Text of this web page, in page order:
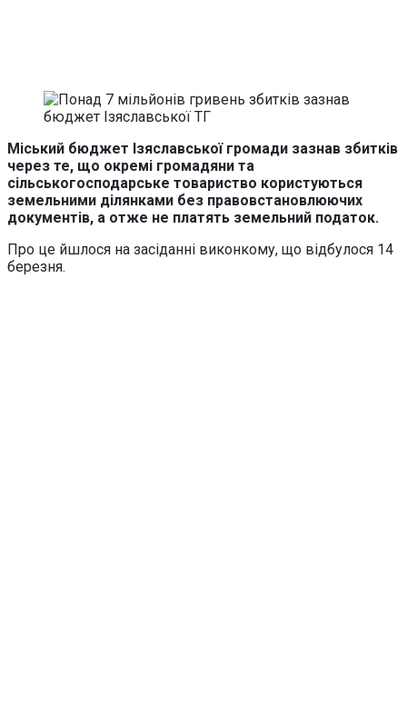
Міський бюджет Ізяславської громади зазнав збитків
через те, що окремі громадяни та
сільськогосподарське товариство користуються
земельними ділянками без правовстановлюючих
документів, а отже не платять земельний податок.
Про це йшлося на засіданні виконкому, що відбулося 14
березня.